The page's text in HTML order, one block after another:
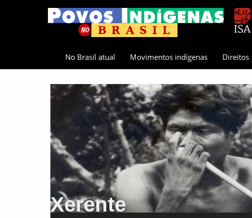
No Brasil atual Movimentos indígenas Direitos
Xerente